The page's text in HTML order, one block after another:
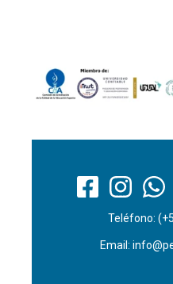
Teléfono:
Email: